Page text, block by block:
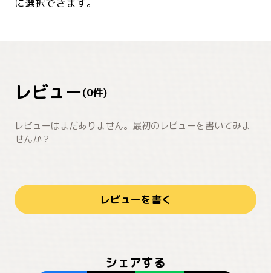
に選択できます。
レビュー(0件)
レビューはまだありません。最初のレビューを書いてみま
せんか？
レビューを書く
シェアする